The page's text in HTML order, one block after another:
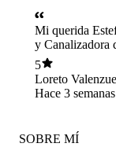
Mi querida
y Canalizadora
palabras justas
paz cuando la
5
Loreto
Hace 3 semanas
SOBRE MÍ